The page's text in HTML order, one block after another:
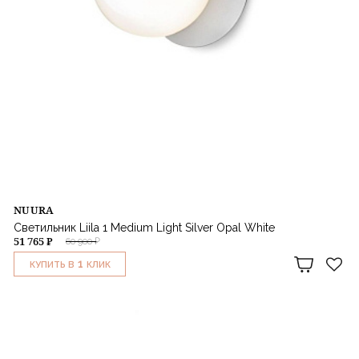
NUURA
Светильник Liila 1 Medium Light Silver Opal White
60 900 ₽
51 765 ₽
КУПИТЬ В 1 КЛИК